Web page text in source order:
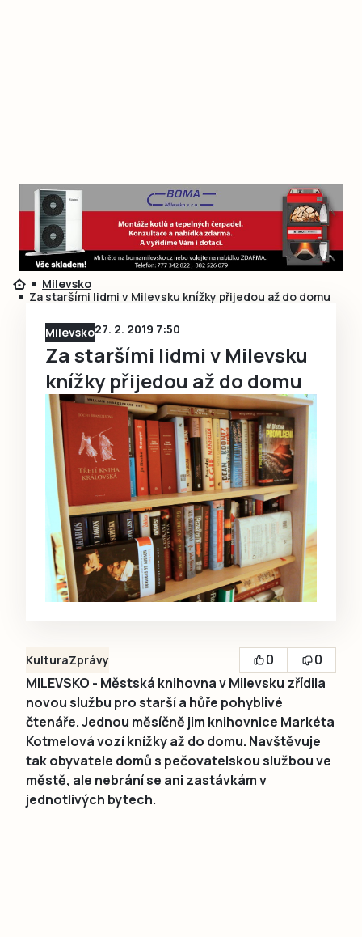
Milevsko
Za staršími lidmi v Milevsku knížky přijedou až do domu
Milevsko27. 2. 2019 7:50
Za staršími lidmi v Milevsku
knížky přijedou až do domu
KulturaZprávy 0
0
MILEVSKO - Městská knihovna v Milevsku zřídila
novou službu pro starší a hůře pohyblivé
čtenáře. Jednou měsíčně jim knihovnice Markéta
Kotmelová vozí knížky až do domu. Navštěvuje
tak obyvatele domů s pečovatelskou službou ve
městě, ale nebrání se ani zastávkám v
jednotlivých bytech.